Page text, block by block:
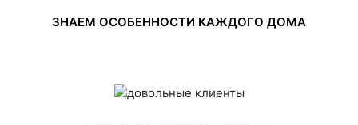
ЗНАЕМ ОСОБЕННОСТИ КАЖДОГО ДОМА